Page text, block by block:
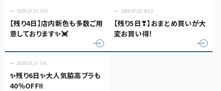
2026.07.23 THU
【残り4日】店内新色も多数ご用
意しております✨💓
2026.07.22 WED
【残り5日❣】おまとめ買いが大
変お買い得！
2026.07.21 TUE
✨残り6日✨大人気脇高ブラも
40％OFF!!